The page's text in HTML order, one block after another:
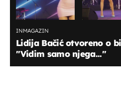
INMAGAZIN
Lidija Bačić otvoreno o
''Vidim samo njega...''